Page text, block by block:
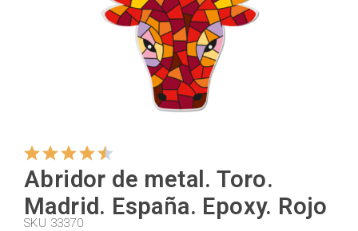
Ceniceros
Colgadores
Cortadores
Abridor de metal. Toro.
Madrid. España. Epoxy. Rojo
SKU 33370